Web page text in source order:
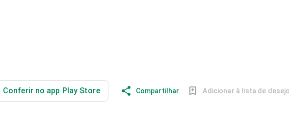
Conferir no app Play Store Compartilhar Adicionar à lista de